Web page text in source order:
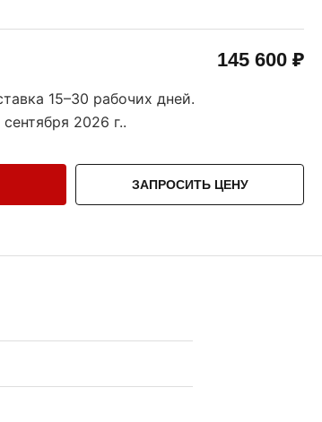
145 600 ₽
15–30 рабочих дней.
сентября 2026 г..
ЗАПРОСИТЬ ЦЕНУ